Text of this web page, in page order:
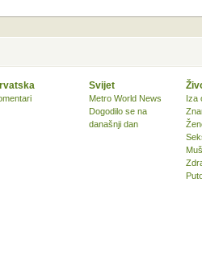
Svijet
Metro World News
Dogodilo se na
današnji dan
Iza